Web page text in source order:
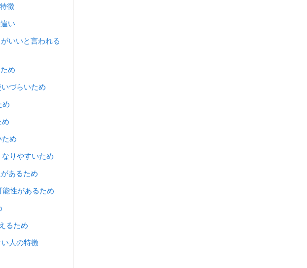
徴
い
いいと言われる
め
づらいため
め
め
りやすいため
あるため
性があるため
るため
人の特徴